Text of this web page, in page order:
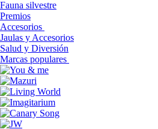
Fauna silvestre
Premios
Accesorios
Jaulas y Accesorios
Salud y Diversión
Marcas populares